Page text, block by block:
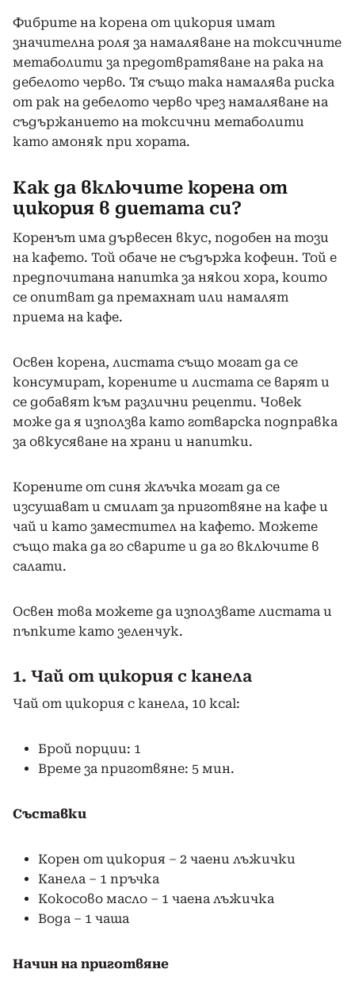
Фибрите на корена от цикория имат
значителна роля за намаляване на токсичните
метаболити за предотвратяване на рака на
дебелото черво. Тя също така намалява риска
от рак на дебелото черво чрез намаляване на
съдържанието на токсични метаболити
като амоняк при хората.
Как да включите корена от
цикория в диетата си?
Коренът има дървесен вкус, подобен на този
на кафето. Той обаче не съдържа кофеин. Той е
предпочитана напитка за някои хора, които
се опитват да премахнат или намалят
приема на кафе.
Освен корена, листата също могат да се
консумират, корените и листата се варят и
се добавят към различни рецепти. Човек
може да я използва като готварска подправка
за овкусяване на храни и напитки.
Корените от синя жлъчка могат да се
изсушават и смилат за приготвяне на кафе и
чай и като заместител на кафето. Можете
също така да го сварите и да го включите в
салати.
Освен това можете да използвате листата и
пъпките като зеленчук.
1. Чай от цикория с канела
Чай от цикория с канела, 10 kcal:
Брой порции: 1
Време за приготвяне: 5 мин.
Съставки
Корен от цикория – 2 чаени лъжички
Канела – 1 пръчка
Кокосово масло – 1 чаена лъжичка
Вода – 1 чаша
Начин на приготвяне